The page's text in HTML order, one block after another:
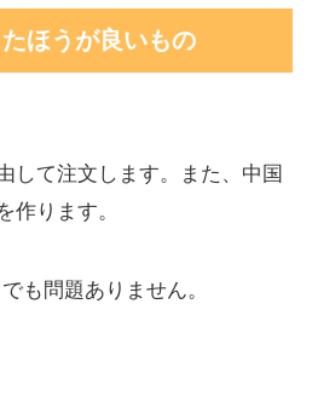
ほうが良いもの
して注文します。また、中国
作ります。
も問題ありません。